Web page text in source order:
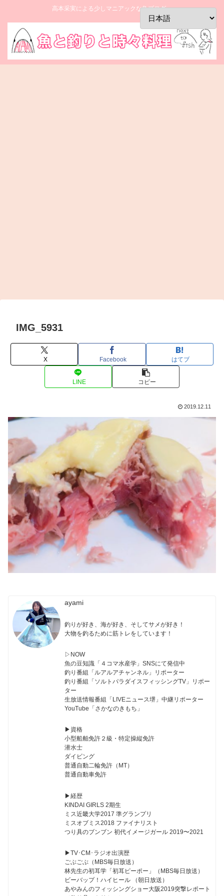
高本采実による少しマニアックな魚ブログ。
IMG_5931
X Facebook はてブ
LINE コピー
2019.12.11
ayami
釣りが好き、海が好き、そしてサメが好き！
大物を釣るために筋トレをしています！
▷NOW
魚の豆知識「４コマ水産学」SNSにて発信中
釣り番組「ルアルアチャンネル」リポーター
釣り番組「ソルトパラダイスフィッシングTV」リポー
ター
生放送情報番組「LIVEニュース堺」中継リポーター
YouTube「さかなのきもち」
▶︎資格
小型船舶免許２級・特定操縦免許
潜水士
ダイビング
普通自動二輪免許（MT）
普通自動車免許
▶︎経歴
KINDAI GIRLS 2期生
ミス近畿大学2017 準グランプリ
ミスオブミス2018 ファイナリスト
つり具のブンブン 初代イメージガール 2019〜2021
▶︎TV･CM･ラジオ出演歴
ごぶごぶ（MBS毎日放送）
林先生の初耳学「初耳ピーポー」（MBS毎日放送）
ビーバップ！ハイヒール （朝日放送）
あやみんのフィッシングショー大阪2019突撃レポート